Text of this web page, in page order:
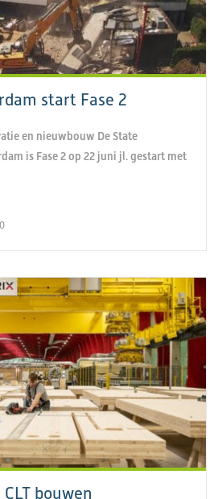
start Fase 2
en nieuwbouw De State
is Fase 2 op 22 juni jl. gestart met
bouwen